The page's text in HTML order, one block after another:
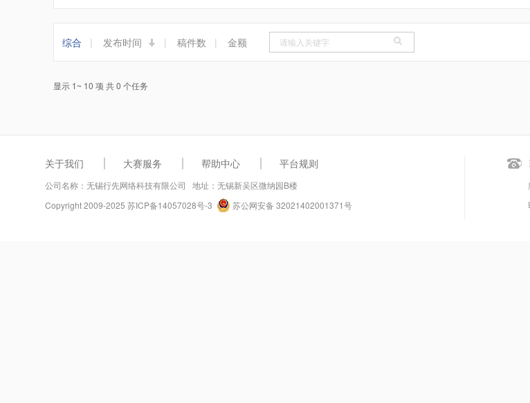
综合 | 发布时间 | 稿件数 | 金额
显示 1~ 10 项 共 0 个任务
关于我们 大赛服务 帮助中心 平台规则
公司名称：无锡行先网络科技有限公司 地址：无锡新吴区微纳园B楼
Copyright 2009-2025 苏ICP备14057028号-3 苏公网安备 32021402001371号